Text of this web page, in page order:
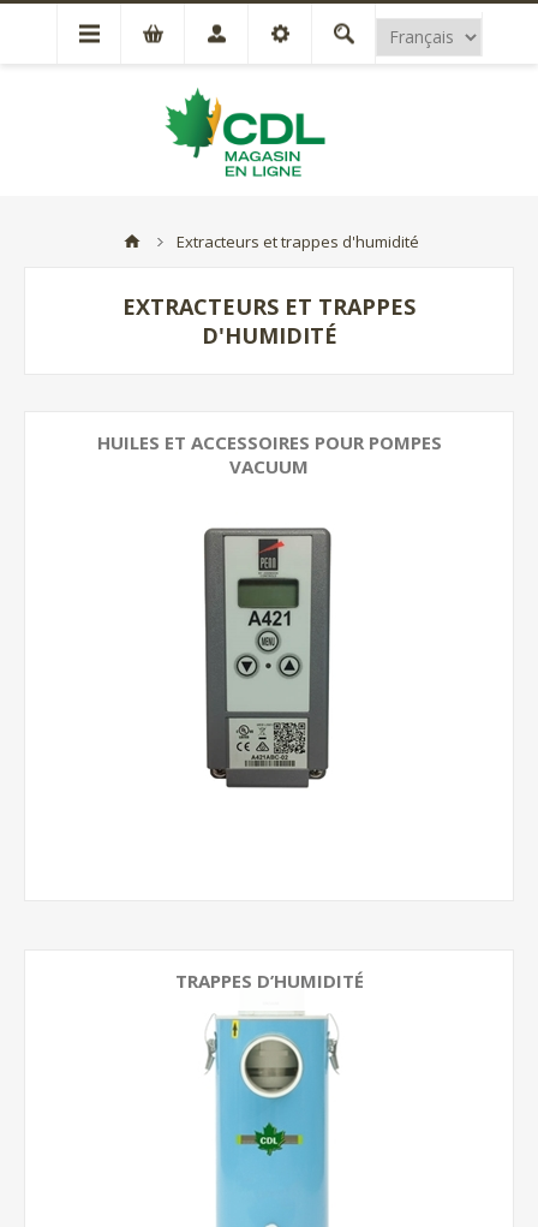
Extracteurs et trappes d'humidité
EXTRACTEURS ET TRAPPES
D'HUMIDITÉ
HUILES ET ACCESSOIRES POUR POMPES
VACUUM
TRAPPES D’HUMIDITÉ